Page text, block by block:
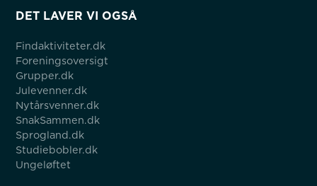
DET LAVER VI OGSÅ
Findaktiviteter.dk
Foreningsoversigt
Grupper.dk
Julevenner.dk
Nytårsvenner.dk
SnakSammen.dk
Sprogland.dk
Studiebobler.dk
Ungeløftet